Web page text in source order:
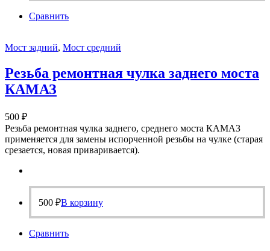
Сравнить
Мост задний, Мост средний
Резьба ремонтная чулка заднего моста
КАМАЗ
500 ₽
Резьба ремонтная чулка заднего, среднего моста КАМАЗ
применяется для замены испорченной резьбы на чулке (старая
срезается, новая приваривается).
500 ₽В корзину
Сравнить